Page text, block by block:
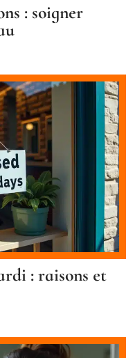
: soigner
: raisons et